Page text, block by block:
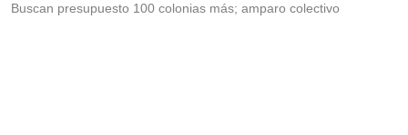
Buscan presupuesto 100 colonias más; amparo colectivo